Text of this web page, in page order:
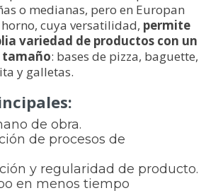
o medianas, pero en Europan
cuya versatilidad, permite
variedad de productos con un
tamaño: bases de pizza, baguette,
y galletas.
de obra.
de procesos de
y regularidad de producto.
en menos tiempo